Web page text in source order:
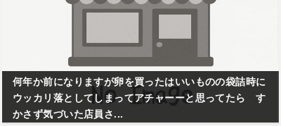
何年か前になりますが卵を買ったはいいものの袋詰時に
ウッカリ落としてしまってアチャーーと思ってたら す
かさず気づいた店員さ...